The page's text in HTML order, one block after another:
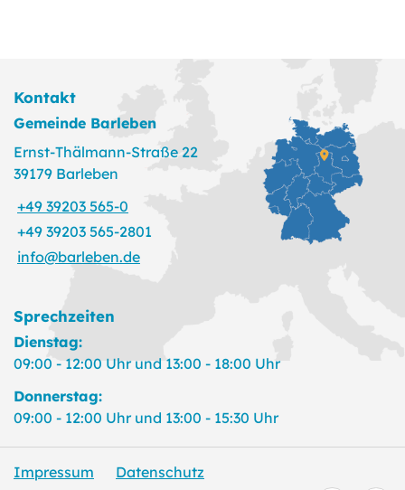
Kontakt
Gemeinde Barleben
Ernst-Thälmann-Straße 22
39179 Barleben
+49 39203 565-0
+49 39203 565-2801
info@barleben.de
Sprechzeiten
Dienstag:
09:00 - 12:00 Uhr und 13:00 - 18:00 Uhr
Donnerstag:
09:00 - 12:00 Uhr und 13:00 - 15:30 Uhr
Impressum Datenschutz